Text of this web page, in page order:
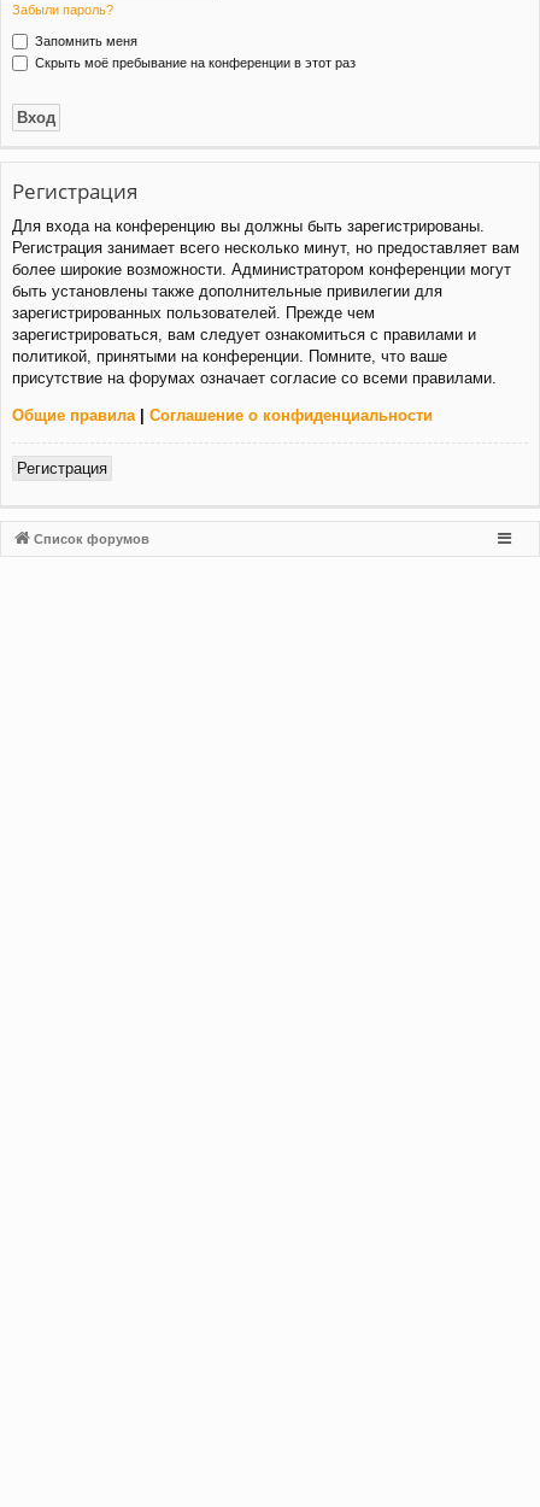
Забыли пароль?
Запомнить меня
Скрыть моё пребывание на конференции в этот раз
Регистрация
Для входа на конференцию вы должны быть зарегистрированы.
Регистрация занимает всего несколько минут, но предоставляет вам
более широкие возможности. Администратором конференции могут
быть установлены также дополнительные привилегии для
зарегистрированных пользователей. Прежде чем
зарегистрироваться, вам следует ознакомиться с правилами и
политикой, принятыми на конференции. Помните, что ваше
присутствие на форумах означает согласие со всеми правилами.
Общие правила | Соглашение о конфиденциальности
Регистрация
Список форумов